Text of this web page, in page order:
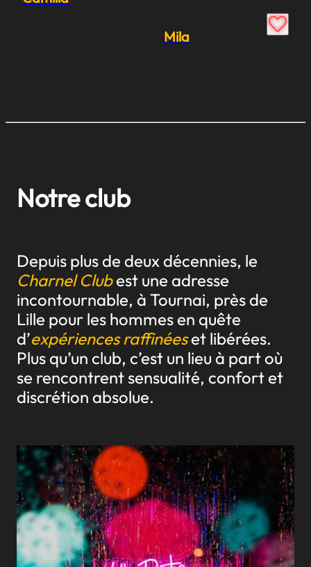
Mila
Notre club
Depuis plus de deux décennies, le
Charnel Clubest une adresse
incontournable, à Tournai, près de
Lille pour les hommes en quête
d’expériences raffinéeset libérées.
Plus qu’un club, c’est un lieu à part où
se rencontrent sensualité, confort et
discrétion absolue.